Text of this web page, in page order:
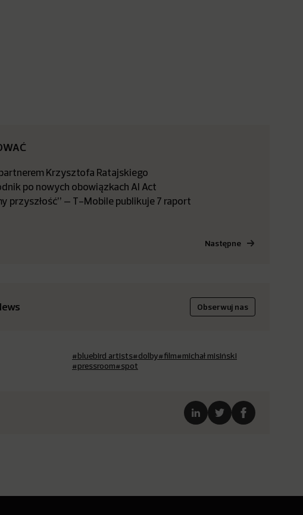
Krzysztofa Ratajskiego
po nowych obowiązkach AI Act
przyszłość” – T-Mobile publikuje 7 raport
Następne
Obserwuj nas
#bluebird artists#dolby#film#michał misiński
#pressroom#spot